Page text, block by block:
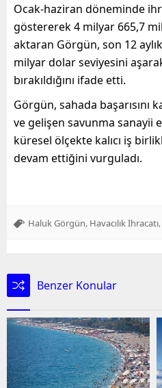
Ocak-haziran döneminde
göstererek 4 milyar 665,7
aktaran Görgün, son 12
milyar dolar seviyesini
bırakıldığını ifade etti.
Görgün, sahada başarısını
ve gelişen savunma sanayii
küresel ölçekte kalıcı iş
devam ettiğini vurguladı.
Haluk Görgün Havacılık İhracatı
Benzer Konular